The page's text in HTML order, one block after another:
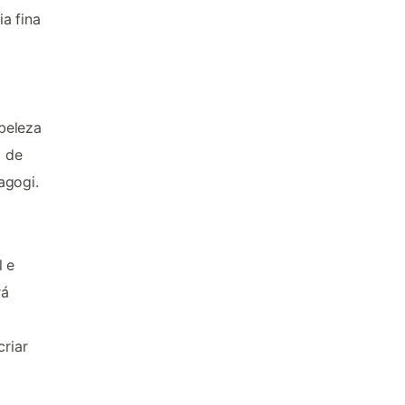
fina
de
e